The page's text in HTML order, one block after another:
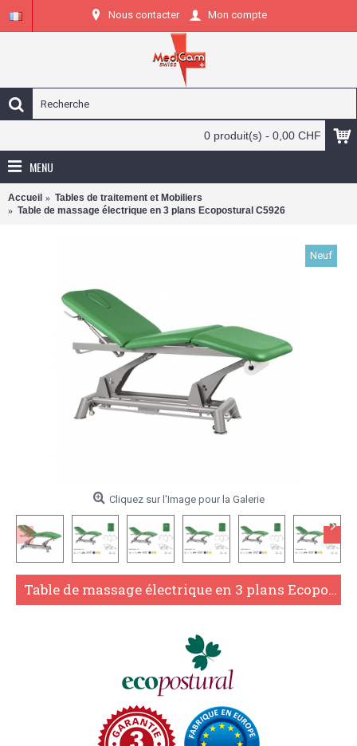
Nous contacter Mon compte
0 produit(s) - 0,00 CHF
MENU
Accueil
Tables de traitement et Mobiliers
Table de massage électrique en 3 plans Ecopostural C5926
Neuf
Cliquez sur l'Image pour la Galerie
Table de massage électrique en 3 plans Ecopostural C5926